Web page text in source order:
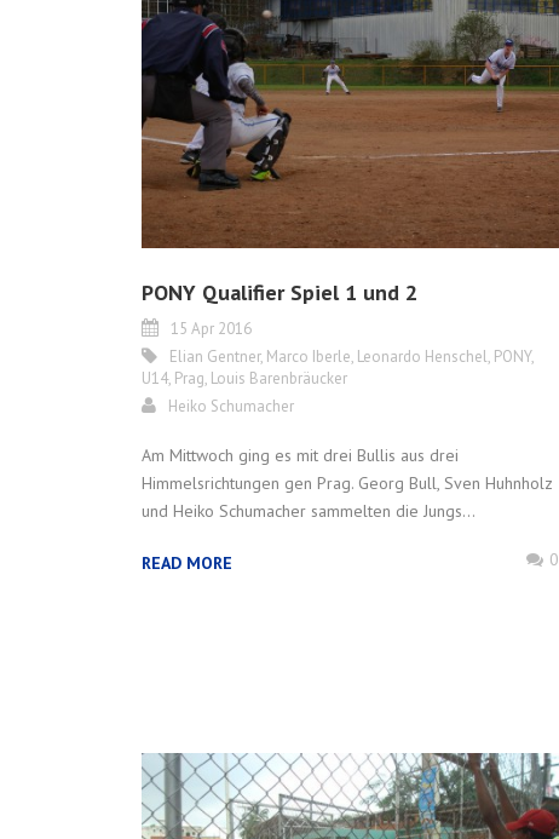
PONY Qualifier Spiel 1 und 2
15 Apr 2016
Elian Gentner, Marco Iberle, Leonardo Henschel, PONY,
U14, Prag, Louis Barenbräucker
Heiko Schumacher
Am Mittwoch ging es mit drei Bullis aus drei
Himmelsrichtungen gen Prag. Georg Bull, Sven Huhnholz
und Heiko Schumacher sammelten die Jungs...
READ MORE 0